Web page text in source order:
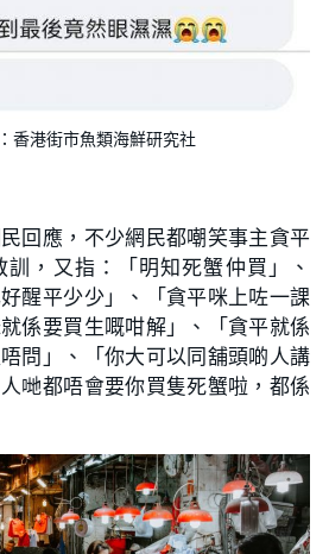
香港街市魚類海鮮研究社
回應，不少網民都嘲笑事主貪平
，又指：「明知死蟹仲買」、
好醒平少少」、「貪平咪上咗一課
係要買生嘅咁解」、「貪平就係
問」、「你大可以同舖頭啲人講
哋都唔會要你買隻死蟹啦，都係